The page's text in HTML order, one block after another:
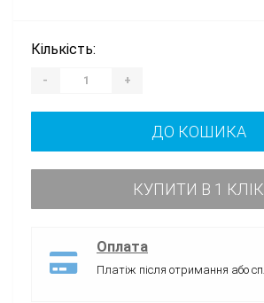
Кількість:
- +
ДО КОШИКА
КУПИТИ В 1 КЛІК
Оплата
Платіж після отримання або